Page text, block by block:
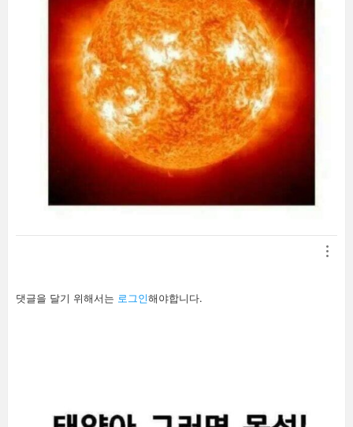
답
글
댓글을 달기 위해서는 로그인해야합니다.